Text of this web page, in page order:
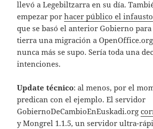
llevó a Legebiltzarra en su día.
empezar porhacer público el
que se basó el anterior Gobierno
tierra una migración a
nunca más se supo. Sería toda una
intenciones.
Update técnico: al menos, por el
predican con el ejemplo. El servidor
GobiernoDeCambioEnEuskadi.org
y Mongrel 1.1.5, un servidor ultra-